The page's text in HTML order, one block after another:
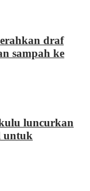
draf
sampah ke
luncurkan
untuk